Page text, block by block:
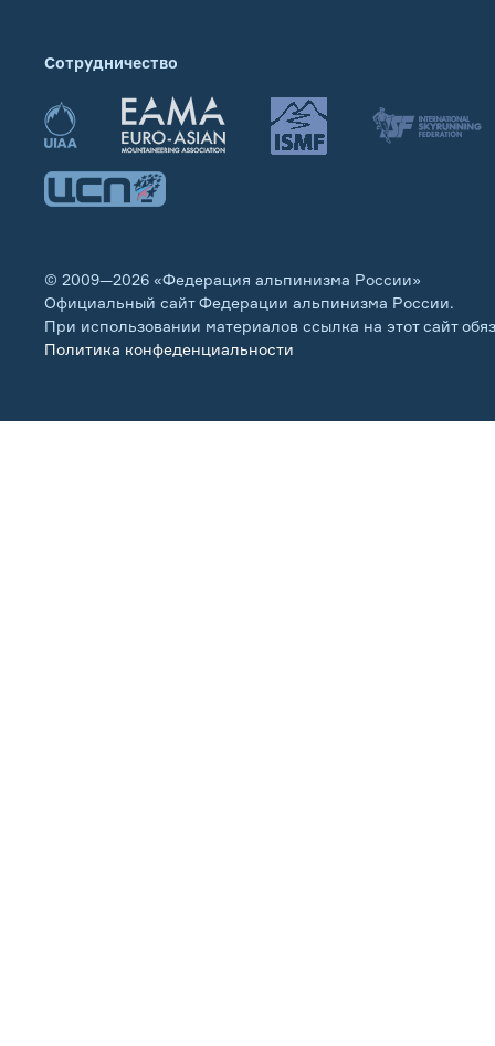
Сотрудничество
© 2009—2026 «Федерация альпинизма России»
Официальный сайт Федерации альпинизма России.
При использовании материалов ссылка на этот сайт
Политика конфеденциальности